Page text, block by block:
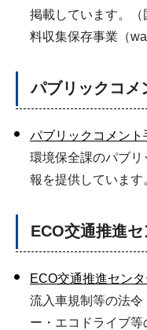
掲載しています。
料収集保存事業（
パブリックコメ
パブリックコメン
環境保全課のパブ
報を提供しています
ECO交通推進セ
ECO交通推進セン
流入車規制等の法
ー・エコドライブ